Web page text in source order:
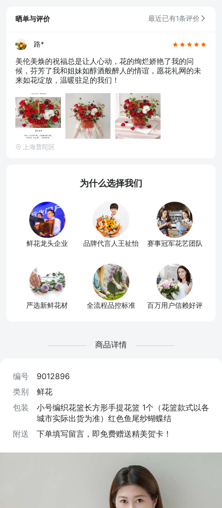
晒单与评价 最近已有1条评价
路*
美伦美焕的祝福总是让人心动，花的绚烂娇艳了我的问
候，芬芳了我和姐妹如醇酒般醉人的情谊，愿花礼网的未
来如花绽放，温暖驻足的我们！
上海普陀区
为什么选择我们
鲜花龙头企业 品牌代言人王祉怡 赛事冠军花艺团队
严选新鲜花材 全流程品控标准 百万用户信赖好评
商品详情
编号
9012896
类别
鲜花
包装
小号编织花篮长方形手提花篮 1个（花篮款式以各
城市实际出货为准）红色鱼尾纱蝴蝶结
附送
下单填写留言，即免费赠送精美贺卡！